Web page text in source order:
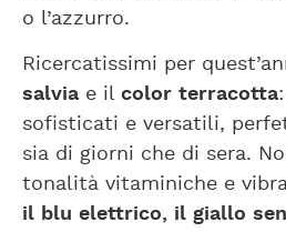
o l’azzurro.
Ricercatissimi per
salvia e il color terracotta
sofisticati e versatili,
sia di giorni che di sera.
tonalità vitaminiche e
il blu elettrico, il giallo